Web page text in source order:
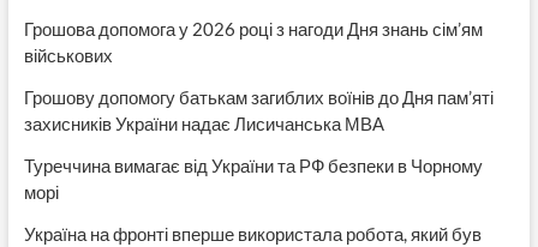
Грошова допомога у 2026 році з нагоди Дня знань сім’ям
військових
Грошову допомогу батькам загиблих воїнів до Дня пам’яті
захисників України надає Лисичанська МВА
Туреччина вимагає від України та РФ безпеки в Чорному
морі
Україна на фронті вперше використала робота, який був